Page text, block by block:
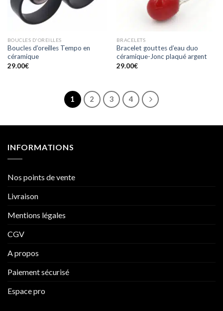
BOUCLES D'OREILLES
Boucles d’oreilles Tempo en
céramique
29.00€
BRACELETS
Bracelet gouttes d’eau duo
céramique-Jonc plaqué argent
29.00€
1 2 3 4
INFORMATIONS
Nos points de vente
Livraison
Mentions légales
CGV
A propos
Paiement sécurisé
Espace pro